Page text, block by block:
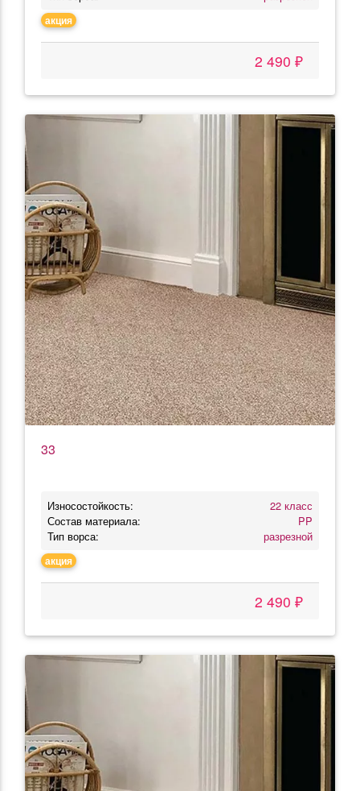
акция
2 490 ₽
33
Износостойкость:
22 класс
Состав материала:
PP
Тип ворса:
разрезной
акция
2 490 ₽